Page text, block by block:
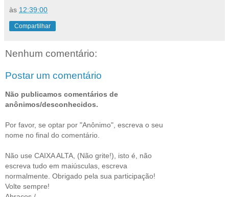
às 12:39:00
Compartilhar
Nenhum comentário:
Postar um comentário
Não publicamos comentários de
anônimos/desconhecidos.
Por favor, se optar por "Anônimo", escreva o seu
nome no final do comentário.
Não use CAIXA ALTA, (Não grite!), isto é, não
escreva tudo em maiúsculas, escreva
normalmente. Obrigado pela sua participação!
Volte sempre!